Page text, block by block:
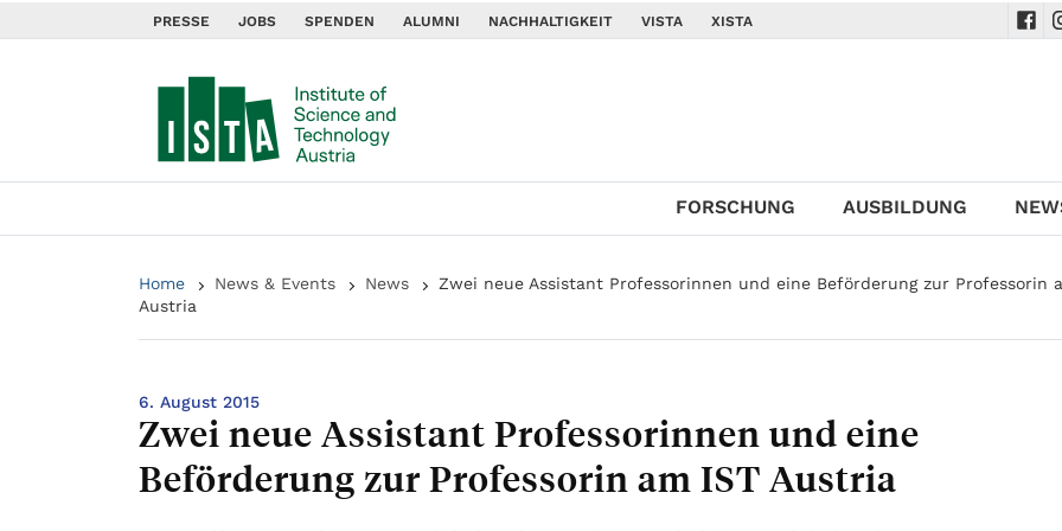
PRESSE JOBS SPENDEN ALUMNI NACHHALTIGKEIT VISTA XISTA
FORSCHUNG AUSBILDUNG
Home News & Events News
Zwei neue Assistant Professorinnen und eine Beförderung zur Professorin
Austria
6. August 2015
Zwei neue Assistant Professorinnen und eine
Beförderung zur Professorin am IST Austria